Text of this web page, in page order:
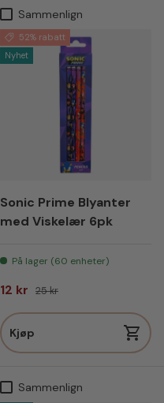
Sammenlign
52% rabatt
Nyhet
Sonic Prime Blyanter
med Viskelær 6pk
På lager (60 enheter)
Salgspris
12 kr Vanlig pris
25 kr
Kjøp
Sammenlign